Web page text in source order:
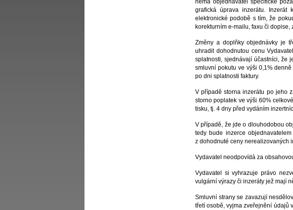
nemá objednavatel specifické
grafická úprava inzerátu. Inzerát
elektronické podobě s tím, že
korekturním e-mailu, faxu či
Změny a doplňky objednávky je
uhradit dohodnutou cenu
splatnosti, sjednávají účastníci, že
smluvní pokutu ve výši 0,1%
po dni splatnosti faktury.
V případě storna inzerátu po jeho
storno poplatek ve výši 60%
tisku, tj. 4 dny před vydáním
V případě, že jde o dlouhodobou
tedy bude inzerce
z dohodnuté ceny nerealizovaných
Vydavatel neodpovídá za
Vydavatel si vyhrazuje právo
vulgární výrazy či inzeráty jež mají
Smluvní strany se zavazují
třetí osobě, vyjma zveřejnění údajů